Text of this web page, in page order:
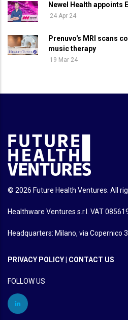
Newel Health appoints
24 Apr 24
Prenuvo's MRI scans
music therapy
19 Mar 24
© 2026 Future Health Ventures. All
Healthware Ventures s.r.l. VAT
Headquarters: Milano, via Copernico
PRIVACY POLICY CONTACT US
FOLLOW US